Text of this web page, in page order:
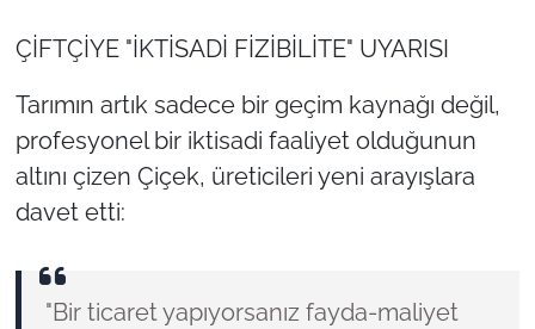
ÇİFTÇİYE "İKTİSADİ FİZİBİLİTE" UYARISI
Tarımın artık sadece bir geçim kaynağı değil,
profesyonel bir iktisadi faaliyet olduğunun
altını çizen Çiçek, üreticileri yeni arayışlara
davet etti:
"Bir ticaret yapıyorsanız fayda-maliyet